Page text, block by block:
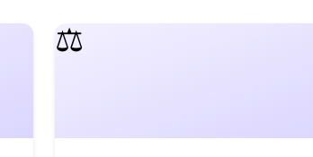
⚖️